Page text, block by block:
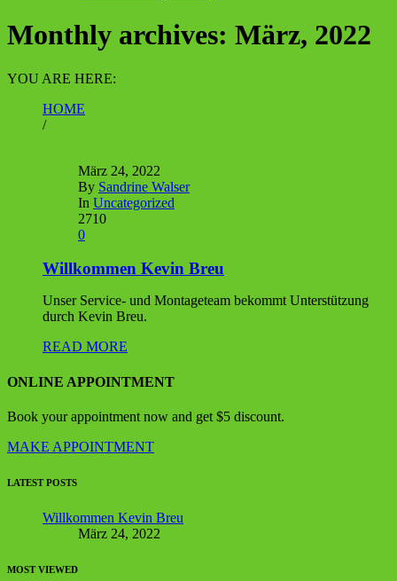
Monthly archives: März, 2022
YOU ARE HERE:
HOME
/
März 24, 2022
By Sandrine Walser
In Uncategorized
2710
0
Willkommen Kevin Breu
Unser Service- und Montageteam bekommt Unterstützung
durch Kevin Breu.
READ MORE
ONLINE APPOINTMENT
Book your appointment now and get $5 discount.
MAKE APPOINTMENT
LATEST POSTS
Willkommen Kevin Breu
März 24, 2022
MOST VIEWED